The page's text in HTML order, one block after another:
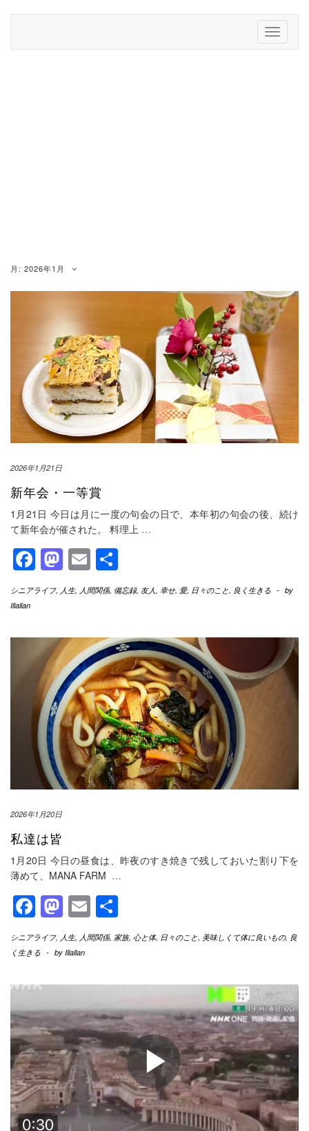
Toggle
月: 2026年1月
2026年1月21日
新年会・一等賞
1月21日 今日は月に一度の句会の日で、本年初の句会の後、続け
て新年会が催された。 料理上 …
Facebook
Mastodon
Email
有
シニアライフ, 人生, 人間関係, 備忘録, 友人, 幸せ, 愛, 日々のこと, 良く生きる - by
Illallan
2026年1月20日
私達は皆
1月20日 今日の昼食は、昨夜のすき焼きで残しておいた割り下を
薄めて、MANA FARM …
Facebook
Mastodon
Email
有
シニアライフ, 人生, 人間関係, 家族, 心と体, 日々のこと, 美味しくて体に良いもの, 良
く生きる - by Illallan